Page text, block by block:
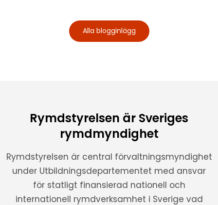
Alla blogginlägg
Rymdstyrelsen är Sveriges
rymdmyndighet
Rymdstyrelsen är central förvaltningsmyndighet
under Utbildningsdepartementet med ansvar
för statligt finansierad nationell och
internationell rymdverksamhet i Sverige vad